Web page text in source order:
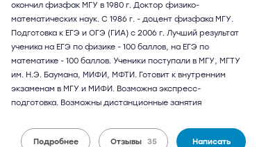
окончил физфак МГУ в 1980 г. Доктор физико-
математических наук. С 1986 г. - доцент физфака МГУ.
Подготовка к ЕГЭ и ОГЭ (ГИА) с 2006 г. Лучший результат
ученика на ЕГЭ по физике - 100 баллов, на ЕГЭ по
математике - 100 баллов. Ученики поступали в МГУ, МГТУ
им. Н.Э. Баумана, МИФИ, МФТИ. Готовит к внутренним
экзаменам в МГУ и МИФИ. Возможна экспресс-
подготовка. Возможны дистанционные занятия
Подробнее Отзывы 35 Написать